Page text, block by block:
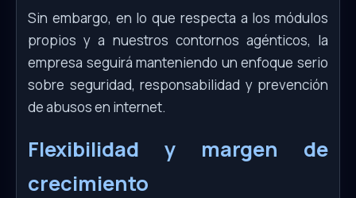
Sin embargo, en lo que respecta a los módulos
propios y a nuestros contornos agénticos, la
empresa seguirá manteniendo un enfoque serio
sobre seguridad, responsabilidad y prevención
de abusos en internet.
Flexibilidad y margen de
crecimiento